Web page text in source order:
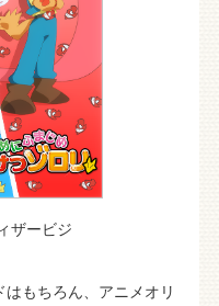
ザービジ
もちろん、アニメオリ